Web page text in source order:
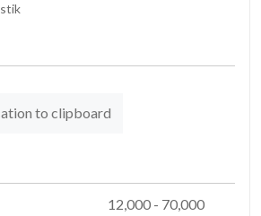
to clipboard
12,000 - 70,000